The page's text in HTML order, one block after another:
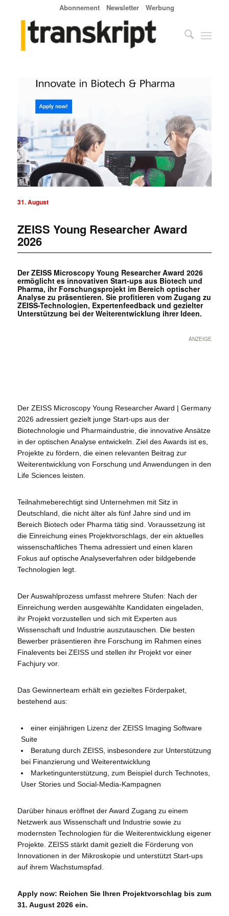
Abonnement Newsletter Werbung
31. August
ZEISS Young Researcher Award
2026
Der ZEISS Microscopy Young Researcher Award 2026
ermöglicht es innovativen Start-ups aus Biotech und
Pharma, ihr Forschungsprojekt im Bereich optischer
Analyse zu präsentieren. Sie profitieren vom Zugang zu
ZEISS-Technologien, Expertenfeedback und gezielter
Unterstützung bei der Weiterentwicklung ihrer Ideen.
ANZEIGE
Der ZEISS Microscopy Young Researcher Award | Germany
2026 adressiert gezielt junge Start-ups aus der
Biotechnologie und Pharmaindustrie, die innovative Ansätze
in der optischen Analyse entwickeln. Ziel des Awards ist es,
Projekte zu fördern, die einen relevanten Beitrag zur
Weiterentwicklung von Forschung und Anwendungen in den
Life Sciences leisten.
Teilnahmeberechtigt sind Unternehmen mit Sitz in
Deutschland, die nicht älter als fünf Jahre sind und im
Bereich Biotech oder Pharma tätig sind. Voraussetzung ist
die Einreichung eines Projektvorschlags, der ein aktuelles
wissenschaftliches Thema adressiert und einen klaren
Fokus auf optische Analyseverfahren oder bildgebende
Technologien legt.
Der Auswahlprozess umfasst mehrere Stufen: Nach der
Einreichung werden ausgewählte Kandidaten eingeladen,
ihr Projekt vorzustellen und sich mit Experten aus
Wissenschaft und Industrie auszutauschen. Die besten
Bewerber präsentieren ihre Forschung im Rahmen eines
Finalevents bei ZEISS und stellen ihr Projekt vor einer
Fachjury vor.
Das Gewinnerteam erhält ein gezieltes Förderpaket,
bestehend aus:
einer einjährigen Lizenz der ZEISS Imaging Software
Suite
Beratung durch ZEISS, insbesondere zur Unterstützung
bei Finanzierung und Weiterentwicklung
Marketingunterstützung, zum Beispiel durch Technotes,
User Stories und Social-Media-Kampagnen
Darüber hinaus eröffnet der Award Zugang zu einem
Netzwerk aus Wissenschaft und Industrie sowie zu
modernsten Technologien für die Weiterentwicklung eigener
Projekte. ZEISS stärkt damit gezielt die Förderung von
Innovationen in der Mikroskopie und unterstützt Start-ups
auf ihrem Wachstumspfad.
Apply now: Reichen Sie Ihren Projektvorschlag bis zum
31. August 2026 ein.